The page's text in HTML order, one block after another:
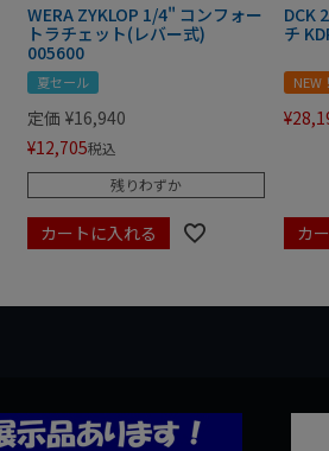
WERA ZYKLOP 1/4" コンフォー
トラチェット(レバー式)
005600
夏セール
定価 ¥16,940
¥12,705税込
残りわずか
カートに入れる
DCK
チ
NEW！
¥
カ